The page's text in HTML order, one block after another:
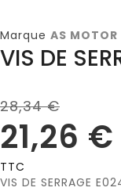
Marque AS MOTOR
VIS DE
28,34 €
21,26 €
TTC
VIS DE SERRAGE